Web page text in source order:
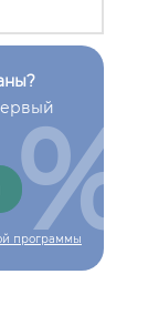
программы
%